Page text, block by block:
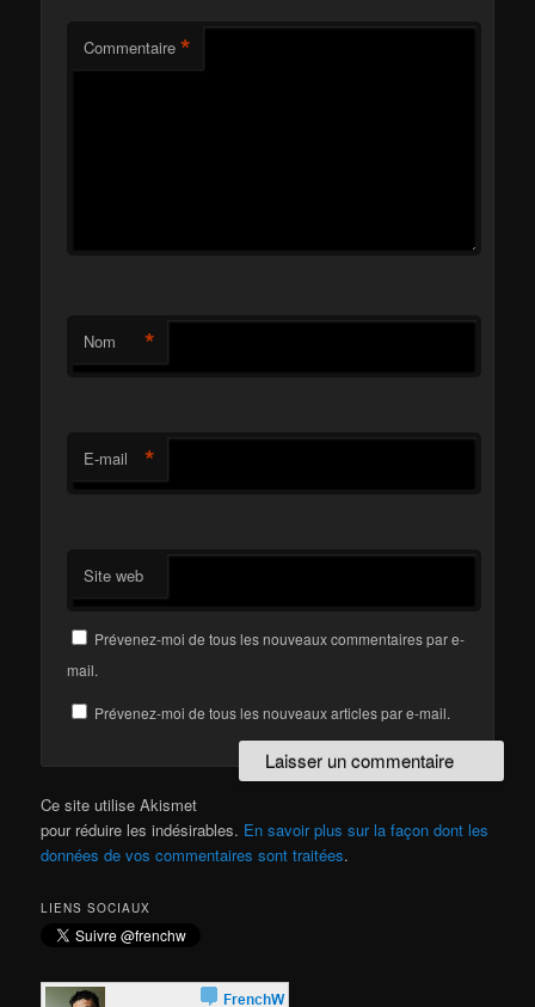
Commentaire *
Nom *
E-mail *
Site web
Prévenez-moi de tous les nouveaux commentaires par e-
mail.
Prévenez-moi de tous les nouveaux articles par e-mail.
Ce site utilise Akismet
pour réduire les indésirables. En savoir plus sur la façon dont les
données de vos commentaires sont traitées.
LIENS SOCIAUX